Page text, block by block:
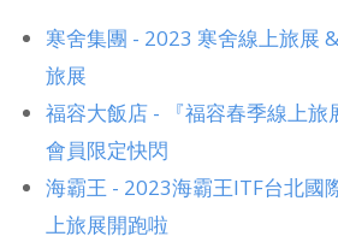
寒舍集團 - 2023 寒舍線上旅展
旅展
福容大飯店 - 『福容春季線上旅
會員限定快閃
海霸王 - 2023海霸王ITF台北國
上旅展開跑啦